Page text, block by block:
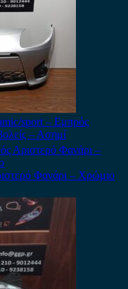
sport – Εμπρός
– Ασημί
Φανάρι – Χρώμιο